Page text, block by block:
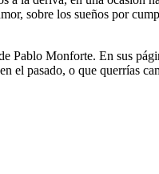
sobre los sueños por
Pablo Monforte. En sus
el pasado, o que querrías